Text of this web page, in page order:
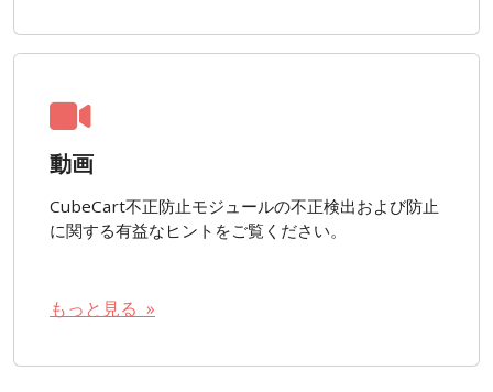
動画
CubeCart不正防止モジュールの不正検出および防止
に関する有益なヒントをご覧ください。
もっと見る »